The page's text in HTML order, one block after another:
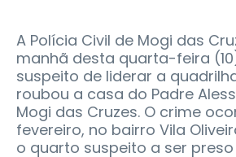
A Polícia Civil de Mogi das
manhã desta quarta-feira
suspeito de liderar a
roubou a casa do Padre
Mogi das Cruzes. O crime
fevereiro, no bairro Vila
o quarto suspeito a ser